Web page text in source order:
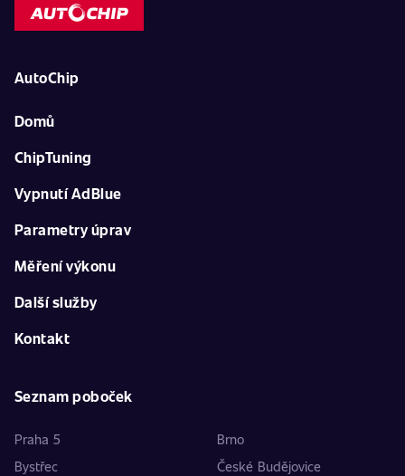
AutoChip
Domů
ChipTuning
Vypnutí AdBlue
Parametry úprav
Měření výkonu
Další služby
Kontakt
Seznam poboček
Praha 5
Brno
Bystřec
České Budějovice